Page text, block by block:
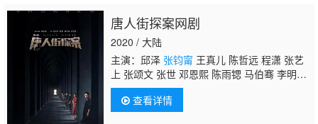
唐人街探案网剧
2020 / 大陆
主演：邱泽 张钧甯 王真儿 陈哲远 程潇 张艺
上 张颂文 张世 邓恩熙 陈雨锶 马伯骞 李明
轩 崔雨鑫 高叶 黄恺杰 戴墨 马浴柯 张国柱 张
睿家 黄健玮 施名帅 高英轩 丁春诚 王可元 叶
熙祺 索朗美淇 谢闻轩 汪飏 张经伟 田宜峰 王
查看详情